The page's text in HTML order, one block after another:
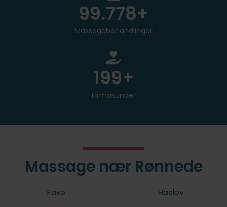
Massagebehandlinger
100.000+
Firmakunder
200+
Massage nær Rønnede
Faxe Haslev